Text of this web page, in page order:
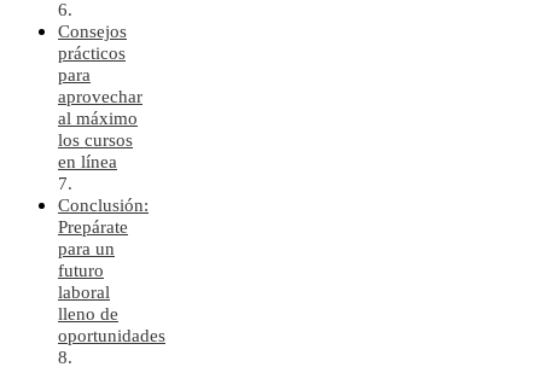
Consejos
prácticos
para
aprovechar
al máximo
los cursos
en línea
Conclusión:
Prepárate
para un
futuro
laboral
lleno de
oportunidades